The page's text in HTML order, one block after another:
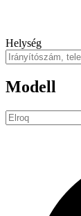
Helység
Modell